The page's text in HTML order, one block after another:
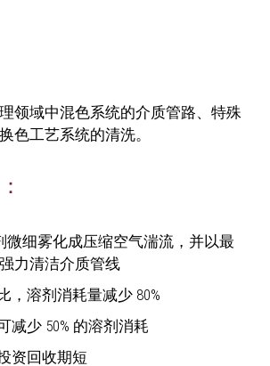
领域中混色系统的介质管路、特殊
色工艺系统的清洗。
微细雾化成压缩空气湍流，并以最
力​​清洁介质管线
，溶剂消耗量减少 80%
减少 50% 的溶剂消耗
资回收期短